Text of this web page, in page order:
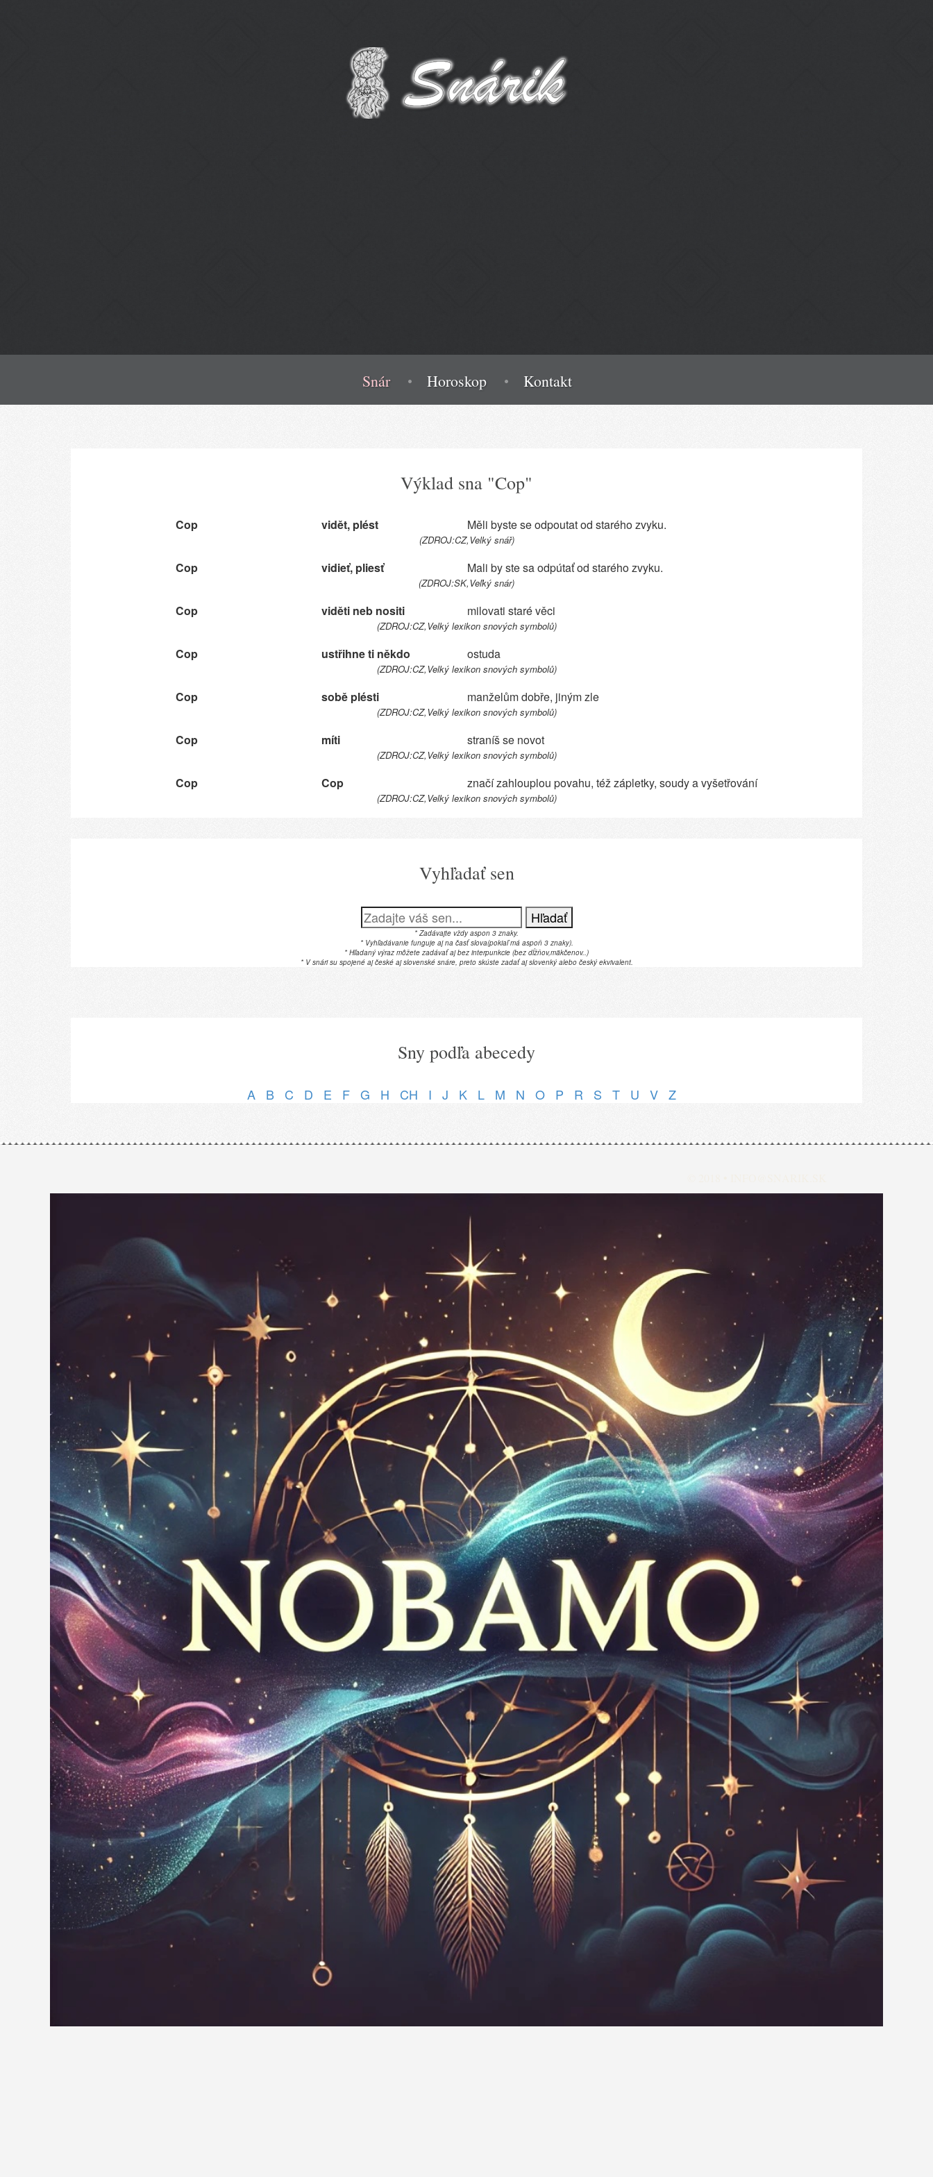
Snár Horoskop Kontakt
Výklad sna "Cop"
Cop vidět, plést Měli byste se odpoutat od starého zvyku.
(ZDROJ:CZ,Velký snář)
Cop vidieť, pliesť Mali by ste sa odpútať od starého zvyku.
(ZDROJ:SK,Veľký snár)
Cop viděti neb nositi milovati staré věci
(ZDROJ:CZ,Velký lexikon snových symbolů)
Cop ustřihne ti někdo ostuda
(ZDROJ:CZ,Velký lexikon snových symbolů)
Cop sobě plésti manželům dobře, jiným zle
(ZDROJ:CZ,Velký lexikon snových symbolů)
Cop míti straníš se novot
(ZDROJ:CZ,Velký lexikon snových symbolů)
Cop Cop značí zahlouplou povahu, též zápletky, soudy a vyšetřování
(ZDROJ:CZ,Velký lexikon snových symbolů)
Vyhľadať sen
Hľadať
* Zadávajte vždy aspon 3 znaky.
* Vyhľadávanie funguje aj na časť slova(pokiaľ má aspoň 3 znaky).
* Hľadaný výraz môžete zadávať aj bez interpunkcie (bez dĺžňov,mäkčenov..)
* V snári su spojené aj české aj slovenské snáre, preto skúste zadať aj slovenký alebo český ekvivalent.
Sny podľa abecedy
A B C D E F G H CH I J K L M N O P R S T U V Z